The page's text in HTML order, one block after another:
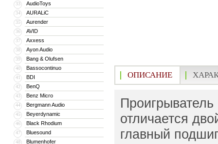
33 AudioToys
34 AURALiC
35 Aurender
36 AVID
37 Axxess
38 Ayon Audio
39 Bang & Olufsen
40 Bassocontinuo
41 BDI
42 BenQ
43 Benz Micro
44 Bergmann Audio
45 Beyerdynamic
46 Black Rhodium
47 Bluesound
48 Blumenhofer
ОПИСАНИЕ
отличается
главный